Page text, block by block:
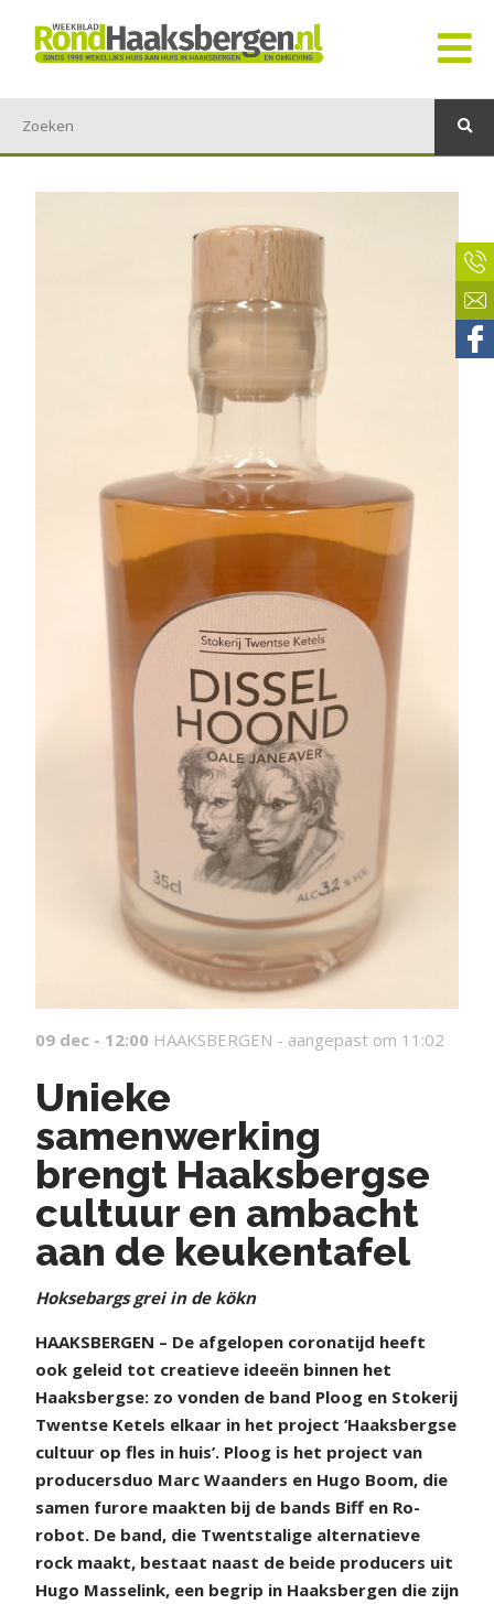
09 dec - 12:00 HAAKSBERGEN - aangepast om 11:02
Unieke
samenwerking
brengt Haaksbergse
cultuur en ambacht
aan de keukentafel
Hoksebargs grei in de kökn
HAAKSBERGEN – De afgelopen coronatijd heeft
ook geleid tot creatieve ideeën binnen het
Haaksbergse: zo vonden de band Ploog en Stokerij
Twentse Ketels elkaar in het project ‘Haaksbergse
cultuur op fles in huis’. Ploog is het project van
producersduo Marc Waanders en Hugo Boom, die
samen furore maakten bij de bands Biff en Ro-
robot. De band, die Twentstalige alternatieve
rock maakt, bestaat naast de beide producers uit
Hugo Masselink, een begrip in Haaksbergen die zijn